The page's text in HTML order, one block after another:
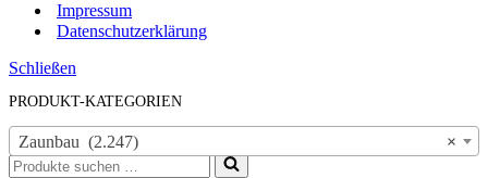
Impressum
Datenschutzerklärung
Schließen
PRODUKT-KATEGORIEN
×
Zaunbau (2.247)
Suchen